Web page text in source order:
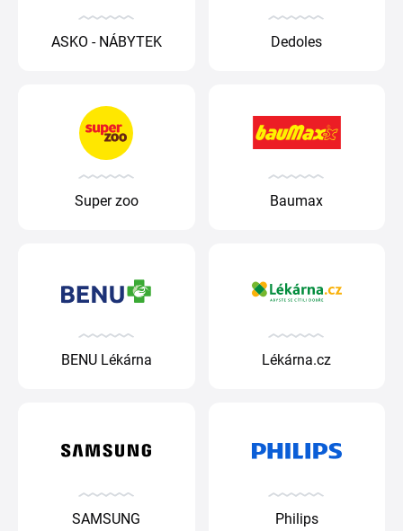
ASKO - NÁBYTEK Dedoles
Super zoo Baumax
BENU Lékárna Lékárna.cz
SAMSUNG Philips